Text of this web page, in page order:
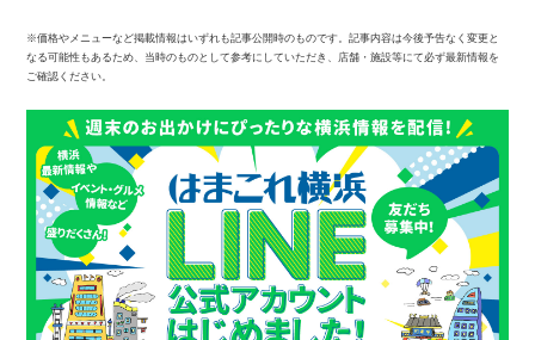
※価格やメニューなど掲載情報はいずれも記事公開時のものです。記事内容は今後予告なく変更と
なる可能性もあるため、当時のものとして参考にしていただき、店舗・施設等にて必ず最新情報を
ご確認ください。